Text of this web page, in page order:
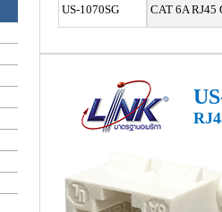
US-1070SG
CAT 6A RJ45